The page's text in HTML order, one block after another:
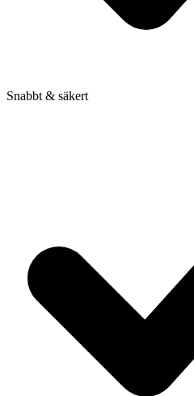
Snabbt & säkert